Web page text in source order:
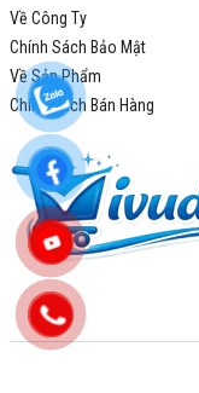
Về Công Ty
Chính Sách Bảo Mật
Về Sản Phẩm
Chính Sách Bán Hàng